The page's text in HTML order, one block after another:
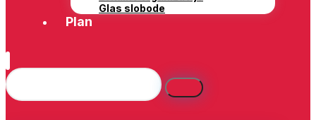
Glas slobode
Plan